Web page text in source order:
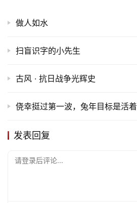
做人如水
扫盲识字的小先生
古风 · 抗日战争光辉史
侥幸挺过第一波，兔年目标是活着
发表回复
请登录后评论...